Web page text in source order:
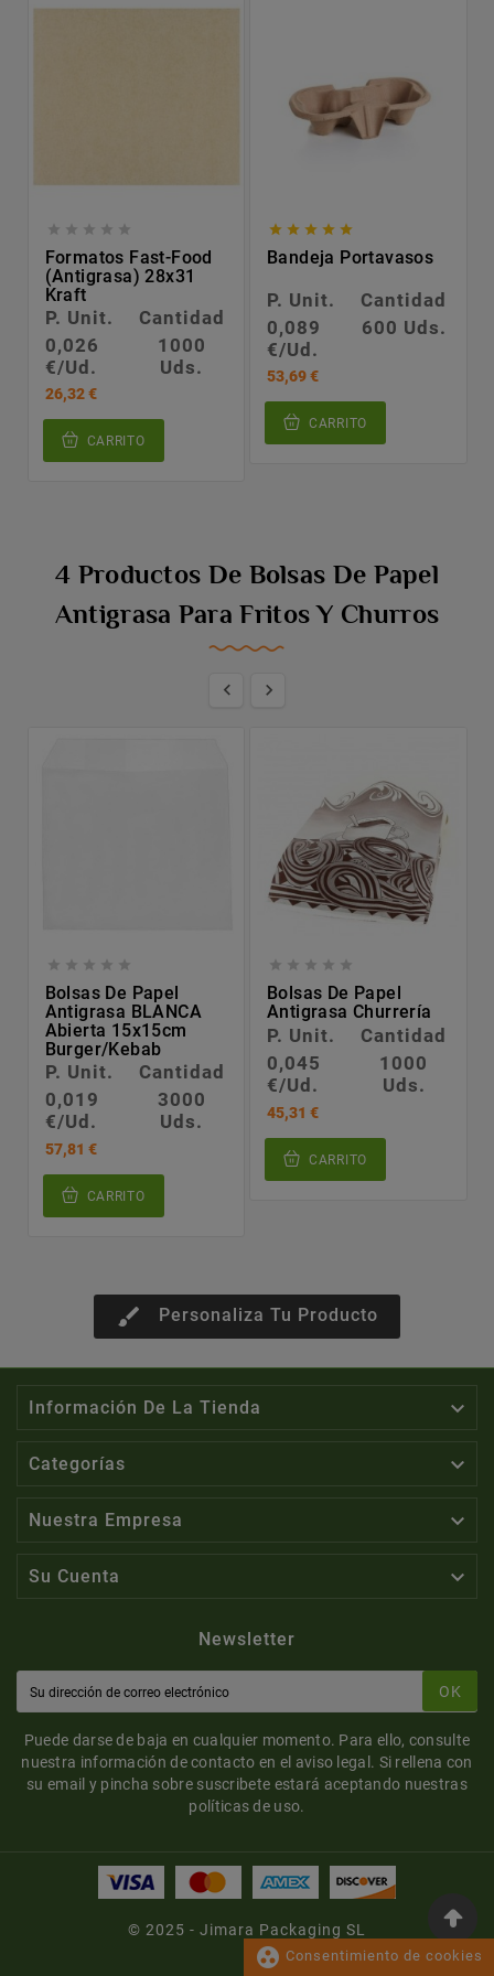
    
Formatos Fast-Food
(antigrasa) 28x31
Kraft
P. Unit.
Cantidad
0,026
€/Ud.
1000
Uds.
26,32 €
CARRITO
    
Bandeja Portavasos
P. Unit.
Cantidad
0,089
€/Ud.
600 Uds.
53,69 €
CARRITO
4 Productos De Bolsas De Papel
Antigrasa Para Fritos Y Churros
 
    
Bolsas De Papel
Antigrasa BLANCA
Abierta 15x15cm
Burger/Kebab
P. Unit.
Cantidad
0,019
€/Ud.
3000
Uds.
57,81 €
CARRITO
    
Bolsas De Papel
Antigrasa Churrería
P. Unit.
Cantidad
0,045
€/Ud.
1000
Uds.
45,31 €
CARRITO
brush Personaliza Tu Producto
Información De La Tienda 
Categorías 
Nuestra Empresa 
Su Cuenta 
Newsletter
OK
Puede darse de baja en cualquier momento. Para ello, consulte
nuestra información de contacto en el aviso legal. Si rellena con
su email y pincha sobre suscribete estará aceptando nuestras
políticas de uso.
© 2025 - Jimara Packaging SL
group_work Consentimiento de cookies